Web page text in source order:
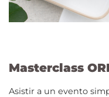
Masterclass
Asistir a un evento